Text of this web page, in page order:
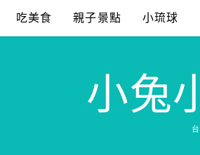
吃美食 親子景點 小琉球
小兔